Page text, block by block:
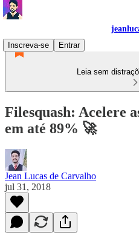
Inscreva-se
Entrar
Leia sem
Filesquash: Acelere
em até 89% 🚀
Jean Lucas de Carvalho
jul 31, 2018